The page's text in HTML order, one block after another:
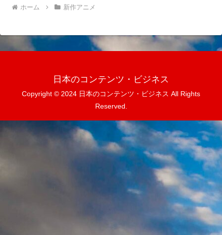
ホーム 新作アニメ
日本のコンテンツ・ビジネス
Copyright © 2024 日本のコンテンツ・ビジネス All Rights
Reserved.